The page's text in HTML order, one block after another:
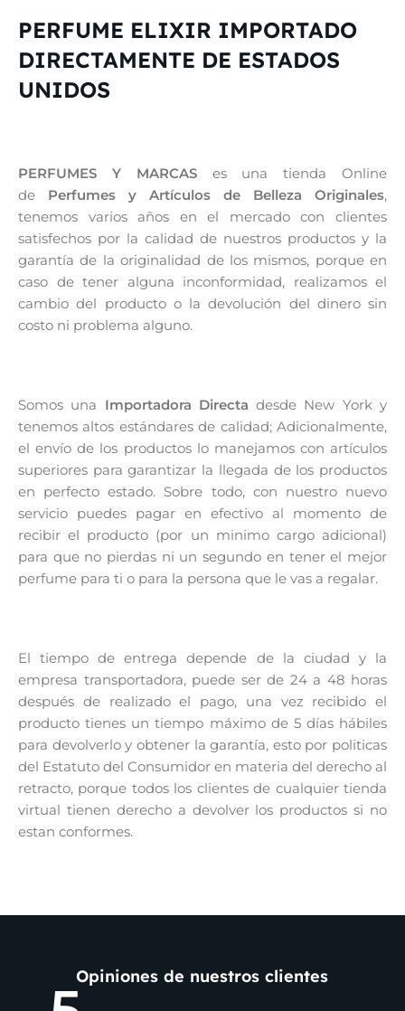
PERFUME ELIXIR IMPORTADO
DIRECTAMENTE DE ESTADOS
UNIDOS
PERFUMES Y MARCASes una tienda Online
de Perfumes y Artículos de Belleza Originales,
tenemos varios años en el mercado con clientes
satisfechos por la calidad de nuestros productos y la
garantía de la originalidad de los mismos, porque en
caso de tener alguna inconformidad, realizamos el
cambio del producto o la devolución del dinero sin
costo ni problema alguno.
Somos una Importadora Directa desde New York y
tenemos altos estándares de calidad; Adicionalmente,
el envío de los productos lo manejamos con artículos
superiores para garantizar la llegada de los productos
en perfecto estado. Sobre todo, con nuestro nuevo
servicio puedes pagar en efectivo al momento de
recibir el producto (por un minimo cargo adicional)
para que no pierdas ni un segundo en tener el mejor
perfume para ti o para la persona que le vas a regalar.
El tiempo de entrega depende de la ciudad y la
empresa transportadora, puede ser de 24 a 48 horas
después de realizado el pago, una vez recibido el
producto tienes un tiempo máximo de 5 días hábiles
para devolverlo y obtener la garantía, esto por politicas
del Estatuto del Consumidor en materia del derecho al
retracto, porque todos los clientes de cualquier tienda
virtual tienen derecho a devolver los productos si no
estan conformes.
Opiniones de nuestros clientes